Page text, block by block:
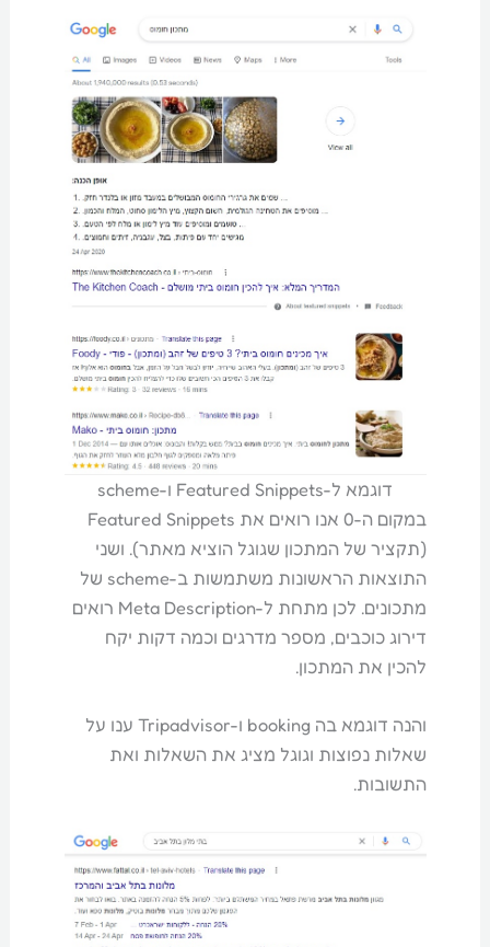
דוגמא ל-Featured Snippets ו-scheme
במקום ה-0 אנו רואים את Featured Snippets
(תקציר של המתכון שגוגל הוציא מאתר). ושני
התוצאות הראשונות משתמשות ב-scheme של
מתכונים. לכן מתחת ל-Meta Description רואים
דירוג כוכבים, מספר מדרגים וכמה דקות יקח
להכין את המתכון.
והנה דוגמא בה booking ו-Tripadvisor ענו על
שאלות נפוצות וגוגל מציג את השאלות ואת
התשובות.